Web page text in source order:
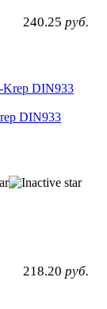
240.25 руб.
DIN933
218.20 руб.